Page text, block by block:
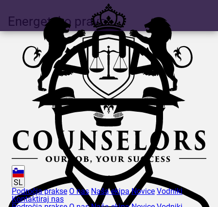
SL
Področja prakse O nas Naša ekipa Novice Vodniki
Kontaktiraj nas
Energetsko pravo